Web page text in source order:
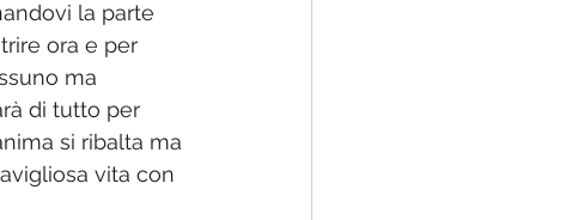
la parte
ora e per
ma
di tutto per
si ribalta ma
vita con